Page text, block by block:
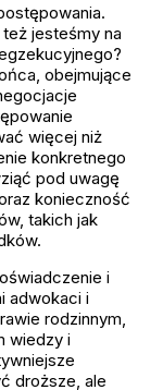
jesteśmy na
obejmujące
więcej niż
konkretnego
pod uwagę
konieczność
takich jak
i
adwokaci i
rodzinnym,
wiedzy i
droższe, ale